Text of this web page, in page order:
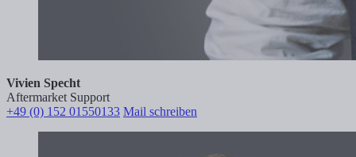
Vivien Specht
Aftermarket Support
+49 (0) 152 01550133 Mail schreiben